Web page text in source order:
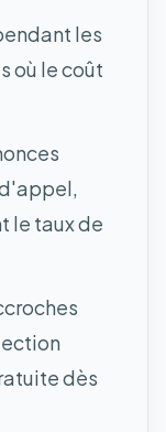
les
où le coût
le taux de
dès